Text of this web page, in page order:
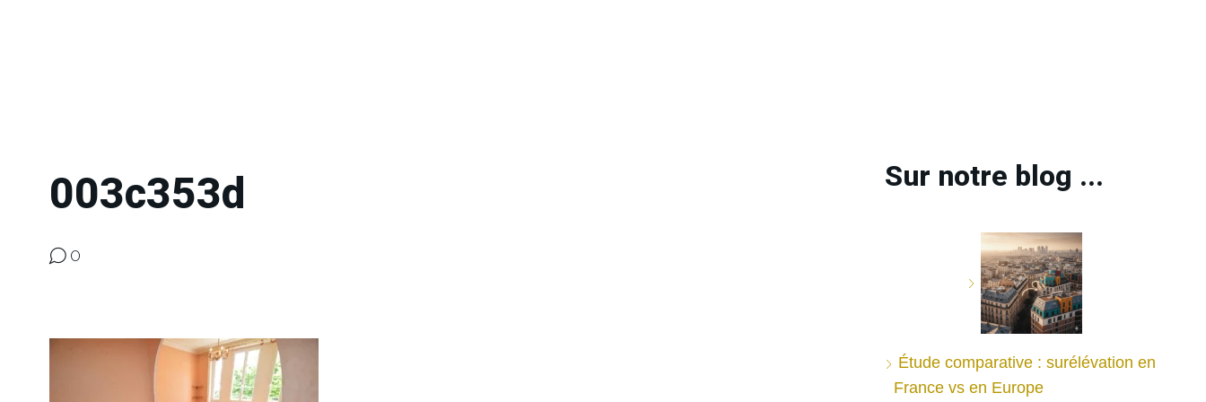
003c353d
0
Sur notre blog ...
Étude comparative : surélévation en
France vs en Europe